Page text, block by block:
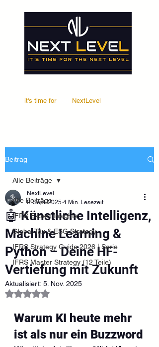
it's time for NextLevel
Beitrag
Alle Beiträge
IFRS Expert Insights
Global Tax & ESG Strategy
IFRS Strategy Guide 2026 | Serie
IFRS Master Strategy (12 Teile)
Alle Beiträge
🤖 Künstliche Intelligenz,
Machine Learning &
Python – Deine HF-
Vertiefung mit Zukunft
NextLevel
9. Sept. 2025 4 Min. Lesezeit
Aktualisiert: 5. Nov. 2025
Mit NaN von 5 Sternen bewertet.
Warum KI heute mehr
ist als nur ein Buzzword